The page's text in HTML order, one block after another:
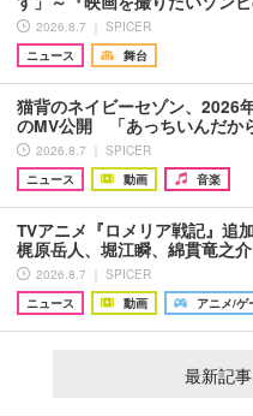
2026.8.7 ｜ SPICER
ニュース
舞台
猫背のネイビーセゾン、2026
のMV公開 「あっちいんだか
2026.8.7 ｜ SPICER
ニュース
動画 音楽
TVアニメ『ロメリア戦記』追
梶原岳人、堀江瞬、綿貫竜之
2026.8.7 ｜ SPICER
ニュース
動画 アニメ/ゲ
最新記